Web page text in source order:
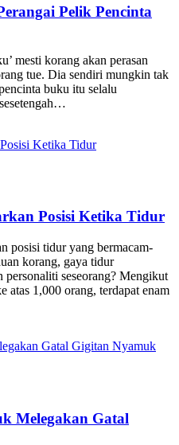
Pelik Pencinta
mesti korang akan perasan
tue. Dia sendiri mungkin tak
buku itu selalu
Posisi Ketika Tidur
posisi tidur yang bermacam-
korang, gaya tidur
personaliti seseorang? Mengikut
atas 1,000 orang, terdapat enam
Melegakan Gatal